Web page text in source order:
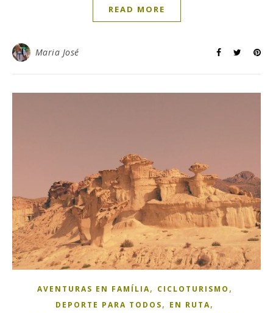
READ MORE
Maria José
AVENTURAS EN FAMÍLIA, CICLOTURISMO ,
DEPORTE PARA TODOS, EN RUTA,